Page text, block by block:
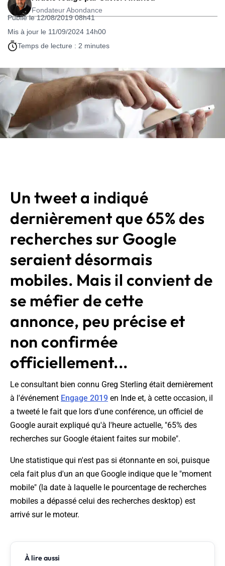
Fondateur Abondance
Publié le 12/08/2019 08h41
Mis à jour le 11/09/2024 14h00
Temps de lecture : 2 minutes
Un tweet a indiqué
dernièrement que 65% des
recherches sur Google
seraient désormais
mobiles. Mais il convient de
se méfier de cette
annonce, peu précise et
non confirmée
officiellement...
Le consultant bien connu Greg Sterling était dernièrement
à l'événement Engage 2019 en Inde et, à cette occasion, il
a tweeté le fait que lors d'une conférence, un officiel de
Google aurait expliqué qu'à l'heure actuelle, "65% des
recherches sur Google étaient faites sur mobile".
Une statistique qui n'est pas si étonnante en soi, puisque
cela fait plus d'un an que Google indique que le "moment
mobile" (la date à laquelle le pourcentage de recherches
mobiles a dépassé celui des recherches desktop) est
arrivé sur le moteur.
À lire aussi